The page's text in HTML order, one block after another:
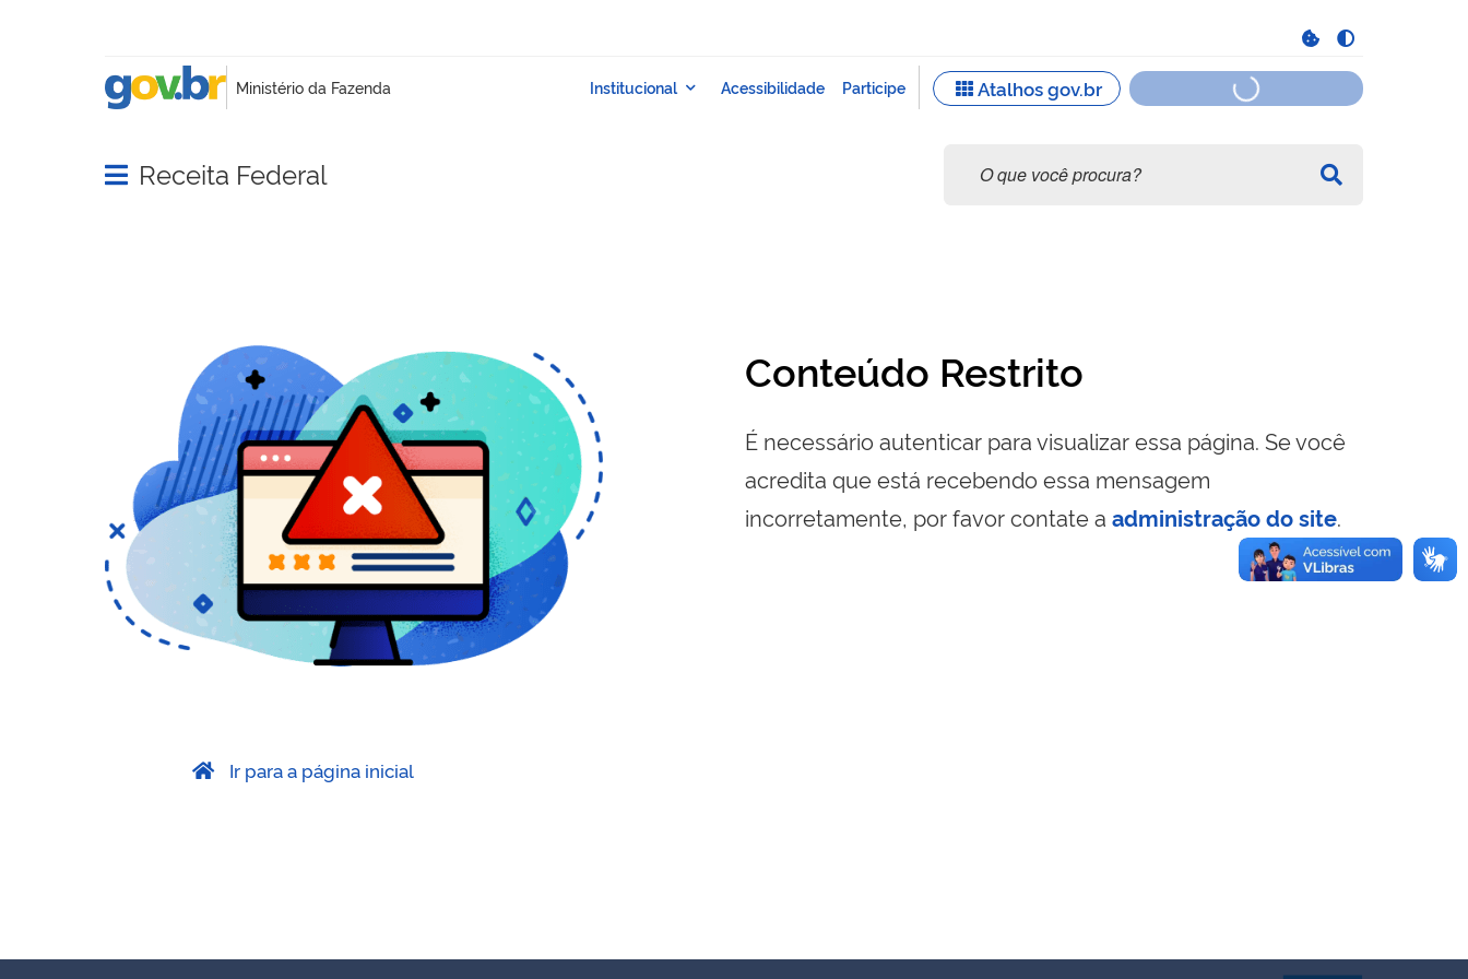
Abrir menu principal de navegação
Receita Federal
Conteúdo Restrito
É necessário autenticar para visualizar essa página. Se você
acredita que está recebendo essa mensagem
incorretamente, por favor contate a administração do site.
Ir para a página inicial